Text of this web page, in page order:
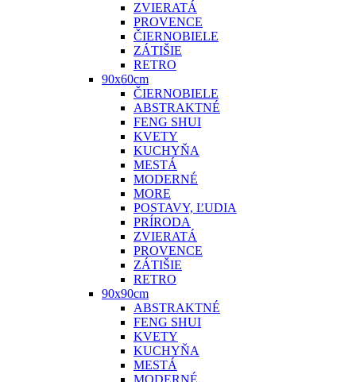
ZVIERATÁ
PROVENCE
ČIERNOBIELE
ZÁTIŠIE
RETRO
90x60cm
ČIERNOBIELE
ABSTRAKTNÉ
FENG SHUI
KVETY
KUCHYŇA
MESTÁ
MODERNÉ
MORE
POSTAVY, ĽUDIA
PRÍRODA
ZVIERATÁ
PROVENCE
ZÁTIŠIE
RETRO
90x90cm
ABSTRAKTNÉ
FENG SHUI
KVETY
KUCHYŇA
MESTÁ
MODERNÉ